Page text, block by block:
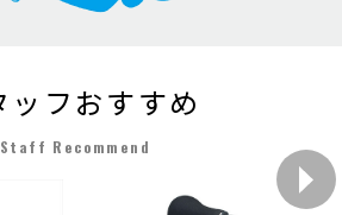
ッフおすすめ
Staff Recommend